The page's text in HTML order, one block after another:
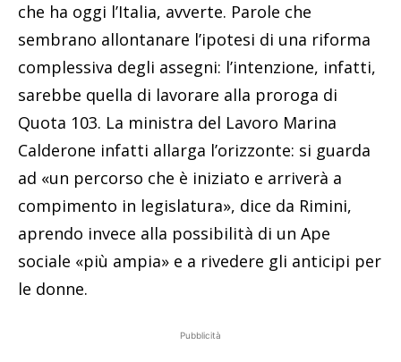
che ha oggi l’Italia, avverte. Parole che
sembrano allontanare l’ipotesi di una riforma
complessiva degli assegni: l’intenzione, infatti,
sarebbe quella di lavorare alla proroga di
Quota 103. La ministra del Lavoro Marina
Calderone infatti allarga l’orizzonte: si guarda
ad «un percorso che è iniziato e arriverà a
compimento in legislatura», dice da Rimini,
aprendo invece alla possibilità di un Ape
sociale «più ampia» e a rivedere gli anticipi per
le donne.
Pubblicità